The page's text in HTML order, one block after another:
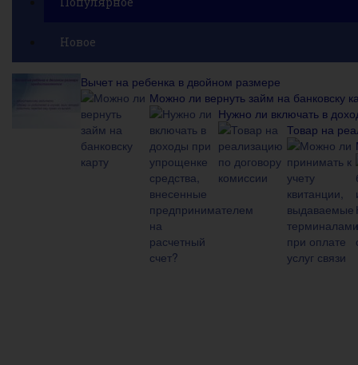
Новое
Вычет на ребенка в двойном размере
Можно ли вернуть займ на банковску
Нужно ли включать в
Товар на